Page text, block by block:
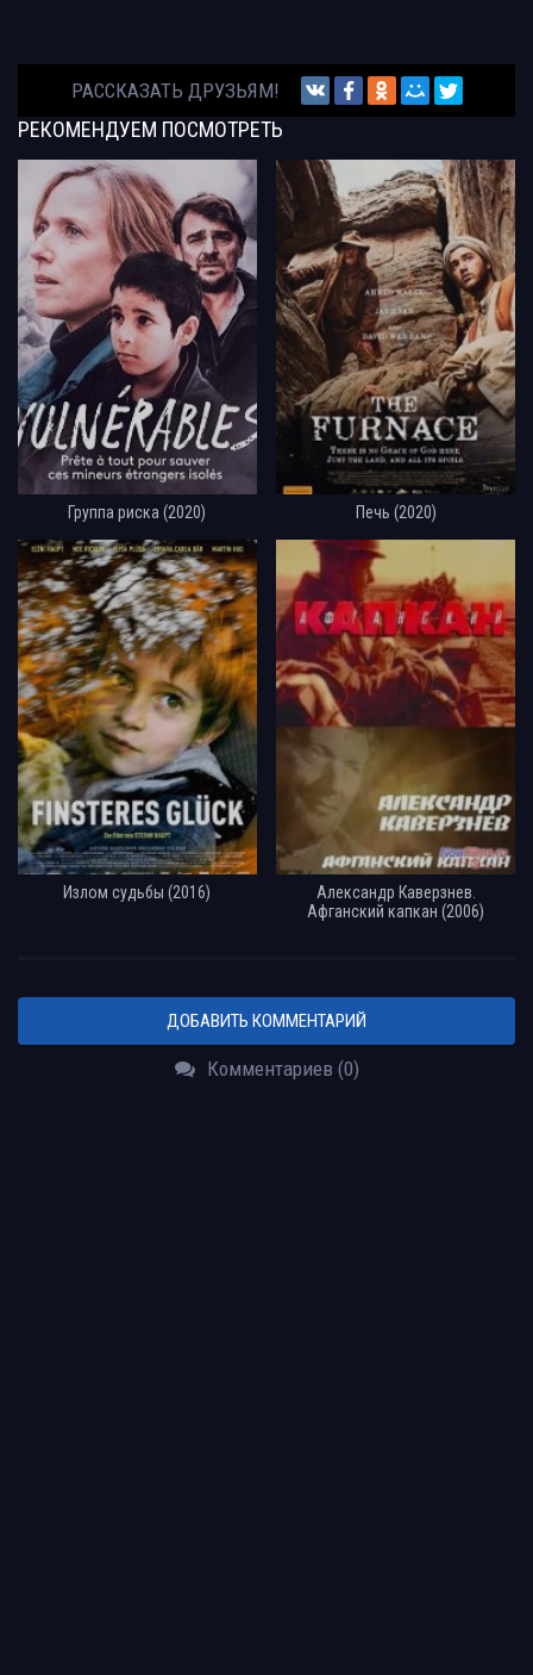
РАССКАЗАТЬ ДРУЗЬЯМ!
РЕКОМЕНДУЕМ ПОСМОТРЕТЬ
Группа риска (2020) Печь (2020)
Излом судьбы (2016)
Александр Каверзнев.
Афганский капкан (2006)
ДОБАВИТЬ КОММЕНТАРИЙ
Комментариев (0)